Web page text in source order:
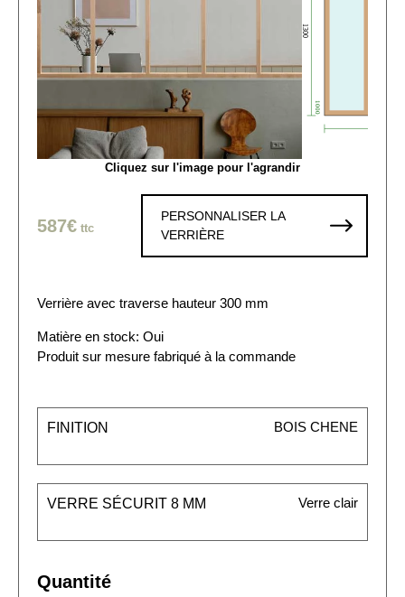
Cliquez sur l'image pour l'agrandir
587€ ttc
PERSONNALISER LA
VERRIÈRE
Verrière avec traverse hauteur 300 mm
Matière en stock: Oui
Produit sur mesure fabriqué à la commande
FINITION BOIS CHENE
VERRE SÉCURIT 8 MM Verre clair
Quantité